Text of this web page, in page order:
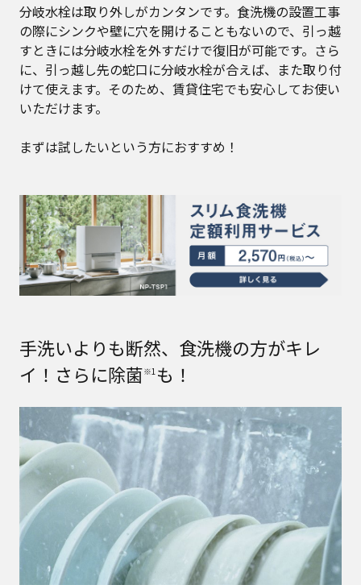
分岐水栓は取り外しがカンタンです。食洗機の設置工事
の際にシンクや壁に穴を開けることもないので、引っ越
すときには分岐水栓を外すだけで復旧が可能です。さら
に、引っ越し先の蛇口に分岐水栓が合えば、また取り付
けて使えます。そのため、賃貸住宅でも安心してお使い
いただけます。
まずは試したいという方におすすめ！
手洗いよりも断然、食洗機の方がキレ
イ！さらに除菌※1 も！